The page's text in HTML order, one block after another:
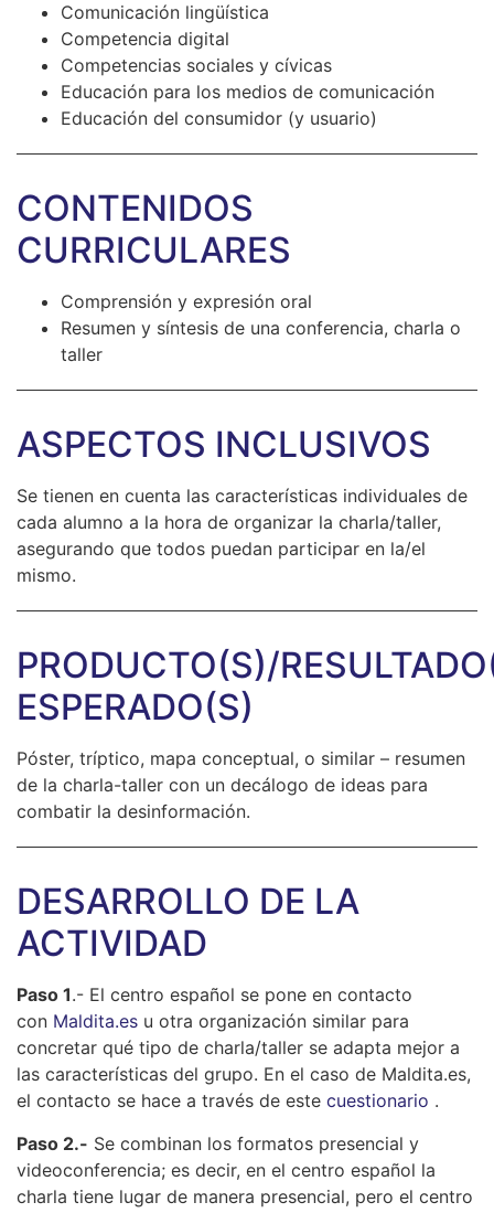
Comunicación lingüística
Competencia digital
Competencias sociales y cívicas
Educación para los medios de comunicación
Educación del consumidor (y usuario)
CONTENIDOS
CURRICULARES
Comprensión y expresión oral
Resumen y síntesis de una conferencia, charla o
taller
ASPECTOS INCLUSIVOS
Se tienen en cuenta las características individuales de
cada alumno a la hora de organizar la charla/taller,
asegurando que todos puedan participar en la/el
mismo.
PRODUCTO(S)/
ESPERADO(S)
Póster, tríptico, mapa conceptual, o similar – resumen
de la charla-taller con un decálogo de ideas para
combatir la desinformación.
DESARROLLO DE LA
ACTIVIDAD
Paso 1.- El centro español se pone en contacto
con Maldita.es u otra organización similar para
concretar qué tipo de charla/taller se adapta mejor a
las características del grupo. En el caso de Maldita.es,
el contacto se hace a través de este cuestionario .
Paso 2.- Se combinan los formatos presencial y
videoconferencia; es decir, en el centro español la
charla tiene lugar de manera presencial, pero el centro